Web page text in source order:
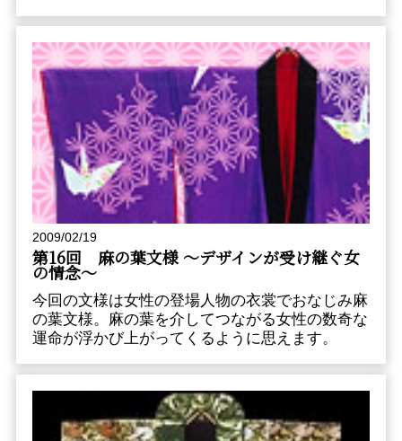
2009/02/19
第16回 麻の葉文様 〜デザインが受け継ぐ女
の情念〜
今回の文様は女性の登場人物の衣裳でおなじみ麻
の葉文様。麻の葉を介してつながる女性の数奇な
運命が浮かび上がってくるように思えます。